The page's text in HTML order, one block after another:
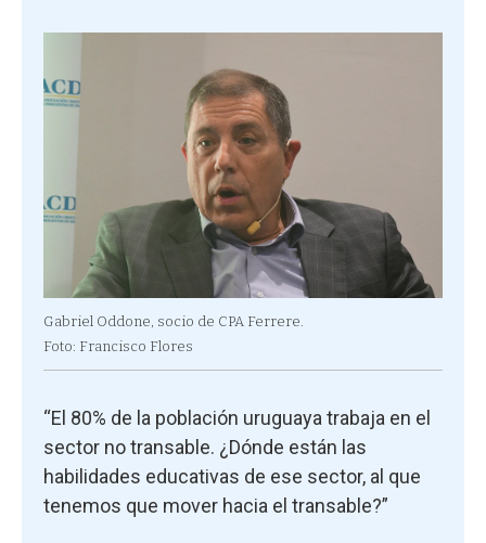
Gabriel Oddone, socio de CPA Ferrere.
Foto: Francisco Flores
“El 80% de la población uruguaya trabaja en el
sector no transable. ¿Dónde están las
habilidades educativas de ese sector, al que
tenemos que mover hacia el transable?”